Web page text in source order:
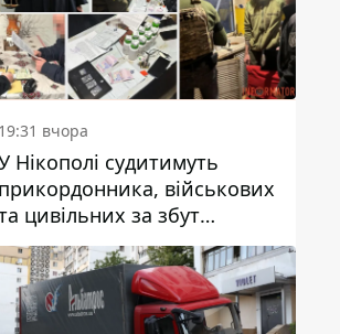
19:31 вчора
Нікополі судитимуть
прикордонника, військових
цивільних за збут